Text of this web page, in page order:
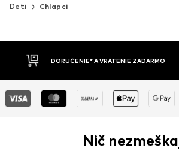
Deti Chlapci
DOBIERKA
Nič